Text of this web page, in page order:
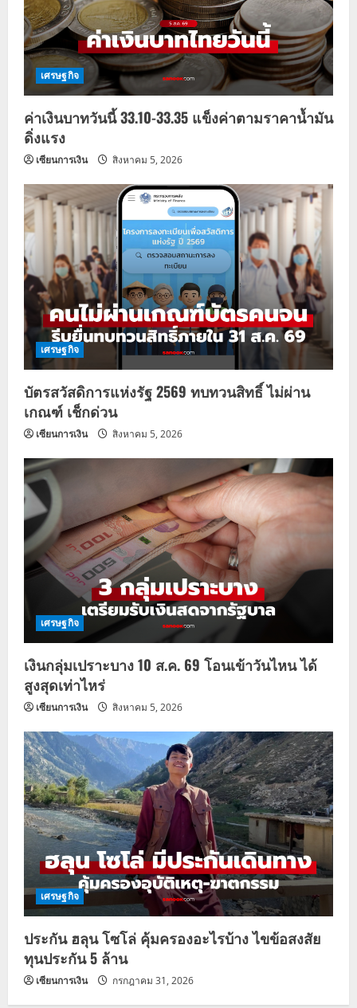
เศรษฐกิจ
ค่าเงินบาทวันนี้ 33.10-33.35 แข็งค่าตามราคาน้ำมัน
ดิ่งแรง
เซียนการเงิน สิงหาคม 5, 2026
เศรษฐกิจ
บัตรสวัสดิการแห่งรัฐ 2569 ทบทวนสิทธิ์ ไม่ผ่าน
เกณฑ์ เช็กด่วน
เซียนการเงิน สิงหาคม 5, 2026
เศรษฐกิจ
เงินกลุ่มเปราะบาง 10 ส.ค. 69 โอนเข้าวันไหน ได้
สูงสุดเท่าไหร่
เซียนการเงิน สิงหาคม 5, 2026
เศรษฐกิจ
ประกัน ฮลุน โซโล่ คุ้มครองอะไรบ้าง ไขข้อสงสัย
ทุนประกัน 5 ล้าน
เซียนการเงิน กรกฎาคม 31, 2026